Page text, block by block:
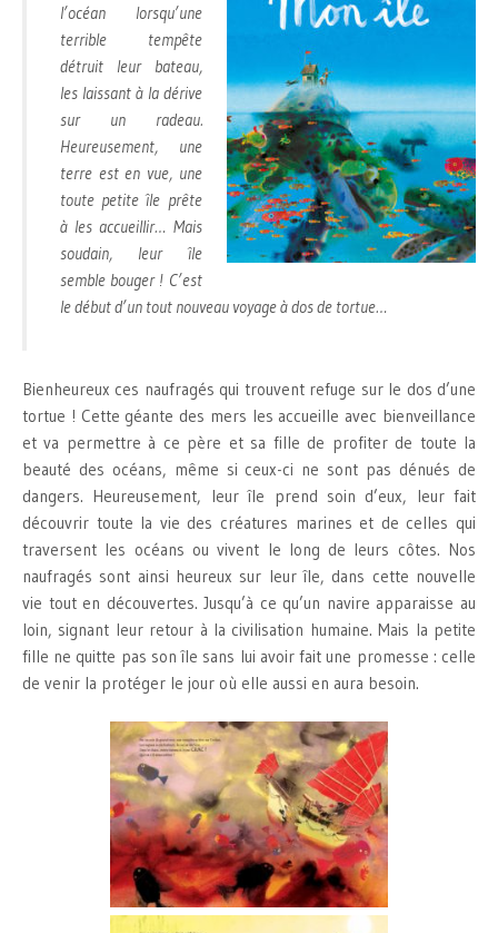
l’océan lorsqu’une
terrible tempête
détruit leur bateau,
les laissant à la dérive
sur un radeau.
Heureusement, une
terre est en vue, une
toute petite île prête
à les accueillir… Mais
soudain, leur île
semble bouger ! C’est
le début d’un tout nouveau voyage à dos de tortue…
Bienheureux ces naufragés qui trouvent refuge sur le dos d’une
tortue ! Cette géante des mers les accueille avec bienveillance
et va permettre à ce père et sa fille de profiter de toute la
beauté des océans, même si ceux-ci ne sont pas dénués de
dangers. Heureusement, leur île prend soin d’eux, leur fait
découvrir toute la vie des créatures marines et de celles qui
traversent les océans ou vivent le long de leurs côtes. Nos
naufragés sont ainsi heureux sur leur île, dans cette nouvelle
vie tout en découvertes. Jusqu’à ce qu’un navire apparaisse au
loin, signant leur retour à la civilisation humaine. Mais la petite
fille ne quitte pas son île sans lui avoir fait une promesse : celle
de venir la protéger le jour où elle aussi en aura besoin.